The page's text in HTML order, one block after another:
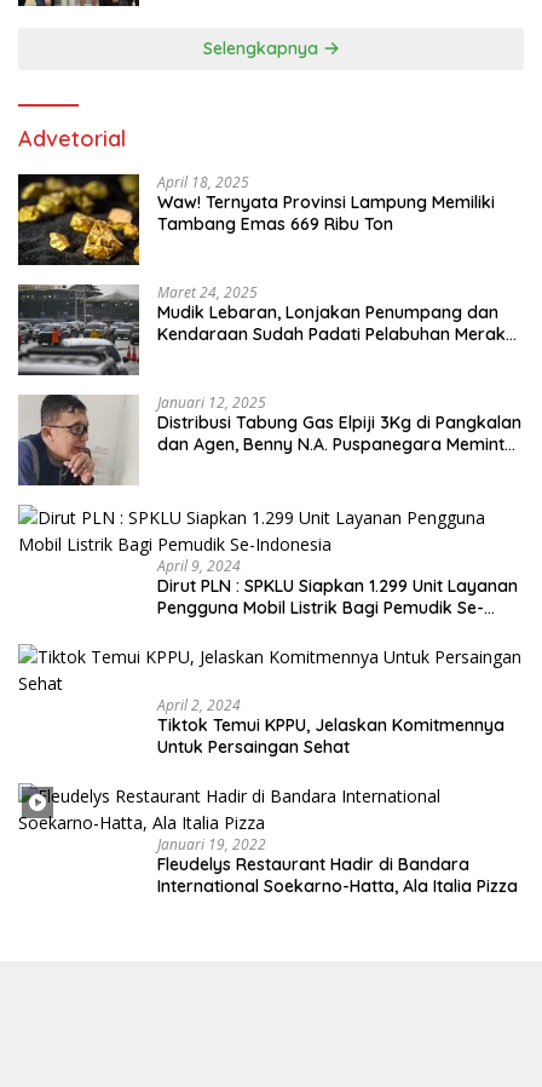
Selengkapnya
Advetorial
April 18, 2025
Waw! Ternyata Provinsi Lampung Memiliki
Tambang Emas 669 Ribu Ton
Maret 24, 2025
Mudik Lebaran, Lonjakan Penumpang dan
Kendaraan Sudah Padati Pelabuhan Merak
Januari 12, 2025
Distribusi Tabung Gas Elpiji 3Kg di Pangkalan
dan Agen, Benny N.A. Puspanegara Meminta
April 9, 2024
Dirut PLN : SPKLU Siapkan 1.299 Unit Layanan
Pengguna Mobil Listrik Bagi Pemudik Se-
April 2, 2024
Tiktok Temui KPPU, Jelaskan Komitmennya
Untuk Persaingan Sehat
Januari 19, 2022
Fleudelys Restaurant Hadir di Bandara
International Soekarno-Hatta, Ala Italia Pizza